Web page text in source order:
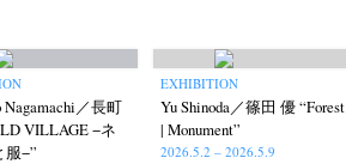
Nagamachi／長町
VILLAGE −ネ
服−”
EXHIBITION
Yu Shinoda／篠田 優 “Forest
| Monument”
2026.5.2 – 2026.5.9